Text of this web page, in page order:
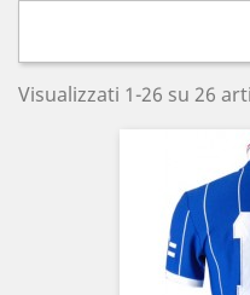
Visualizzati 1-26 su 26